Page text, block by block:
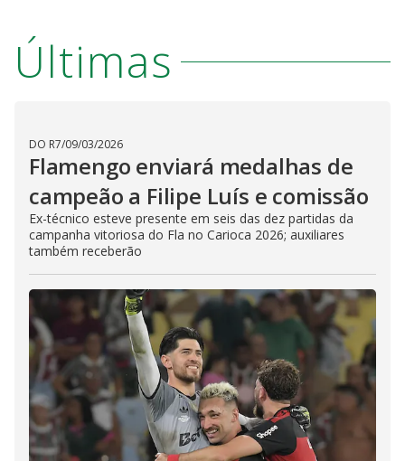
e
Últimas
DO R7/09/03/2026
Flamengo enviará medalhas de
campeão a Filipe Luís e comissão
Ex-técnico esteve presente em seis das dez partidas da
campanha vitoriosa do Fla no Carioca 2026; auxiliares
também receberão